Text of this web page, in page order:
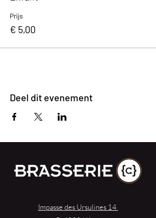
Prijs
€ 5,00
Deel dit evenement
Impasse des Ursulines 14